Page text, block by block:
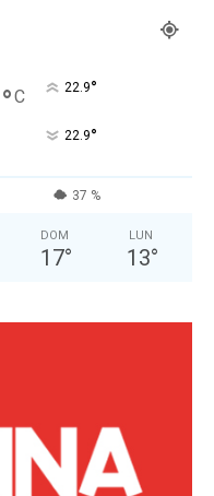
°C 22.9°
22.9°
37 %
DOM
17°
LUN
13°